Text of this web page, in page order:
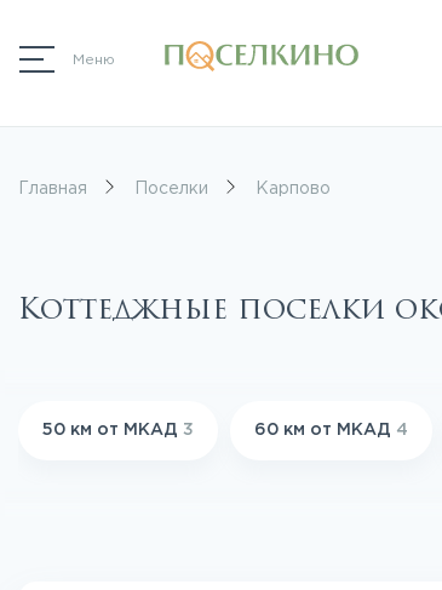
Меню
Главная Поселки Карпово
Коттеджные поселки
50 км от МКАД 3 60 км от МКАД 4